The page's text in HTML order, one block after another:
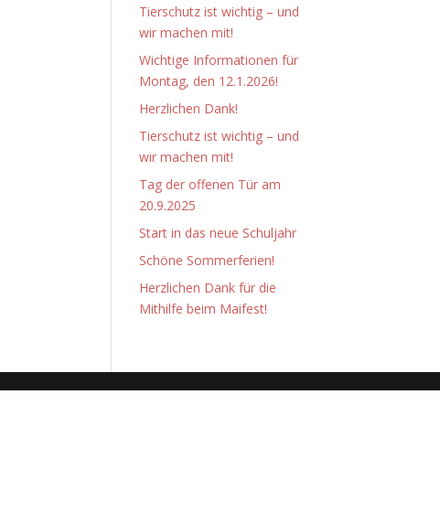
Tierschutz ist wichtig – und
wir machen mit!
Wichtige Informationen für
Montag, den 12.1.2026!
Herzlichen Dank!
Tierschutz ist wichtig – und
wir machen mit!
Tag der offenen Tür am
20.9.2025
Start in das neue Schuljahr
Schöne Sommerferien!
Herzlichen Dank für die
Mithilfe beim Maifest!